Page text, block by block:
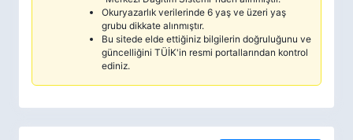
Okuryazarlık verilerinde 6 yaş ve üzeri yaş
grubu dikkate alınmıştır.
Bu sitede elde ettiğiniz bilgilerin doğruluğunu ve
güncelliğini TÜİK'in resmi portallarından kontrol
ediniz.